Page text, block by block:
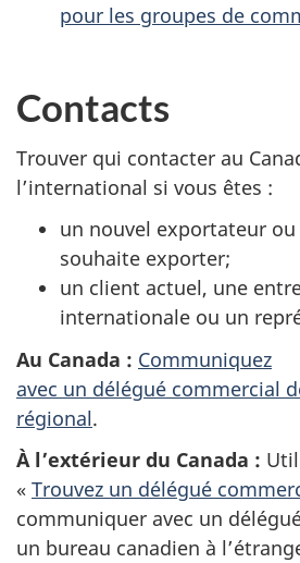
pour les groupes de
Contacts
Trouver qui contacter au
l’international si vous êtes :
un nouvel exportateur
souhaite exporter;
un client actuel, une
internationale ou un
Au Canada : Communiquez
avec un délégué commercial
régional.
À l’extérieur du Canada :
« Trouvez un délégué
communiquer avec un
un bureau canadien à